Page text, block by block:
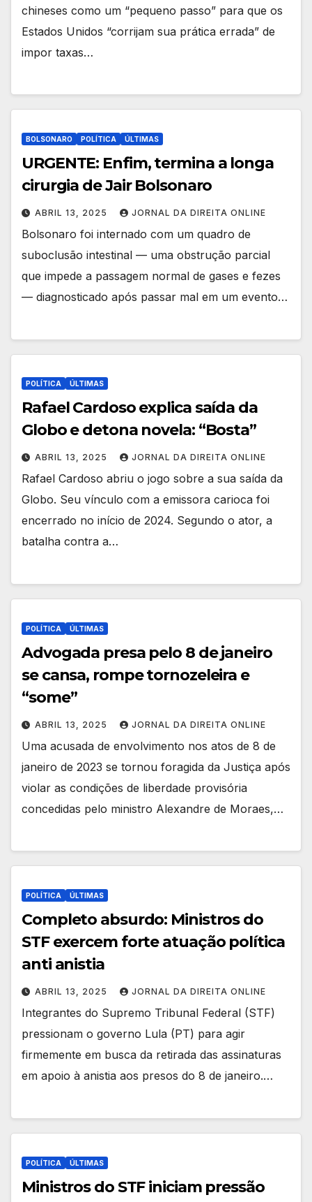
chineses como um “pequeno passo” para que os
Estados Unidos “corrijam sua prática errada” de
impor taxas…
BOLSONARO POLÍTICA ÚLTIMAS
URGENTE: Enfim, termina a longa
cirurgia de Jair Bolsonaro
ABRIL 13, 2025 JORNAL DA DIREITA ONLINE
Bolsonaro foi internado com um quadro de
suboclusão intestinal — uma obstrução parcial
que impede a passagem normal de gases e fezes
— diagnosticado após passar mal em um evento…
POLÍTICA ÚLTIMAS
Rafael Cardoso explica saída da
Globo e detona novela: “Bosta”
ABRIL 13, 2025 JORNAL DA DIREITA ONLINE
Rafael Cardoso abriu o jogo sobre a sua saída da
Globo. Seu vínculo com a emissora carioca foi
encerrado no início de 2024. Segundo o ator, a
batalha contra a…
POLÍTICA ÚLTIMAS
Advogada presa pelo 8 de janeiro
se cansa, rompe tornozeleira e
“some”
ABRIL 13, 2025 JORNAL DA DIREITA ONLINE
Uma acusada de envolvimento nos atos de 8 de
janeiro de 2023 se tornou foragida da Justiça após
violar as condições de liberdade provisória
concedidas pelo ministro Alexandre de Moraes,…
POLÍTICA ÚLTIMAS
Completo absurdo: Ministros do
STF exercem forte atuação política
anti anistia
ABRIL 13, 2025 JORNAL DA DIREITA ONLINE
Integrantes do Supremo Tribunal Federal (STF)
pressionam o governo Lula (PT) para agir
firmemente em busca da retirada das assinaturas
em apoio à anistia aos presos do 8 de janeiro.…
POLÍTICA ÚLTIMAS
Ministros do STF iniciam pressão